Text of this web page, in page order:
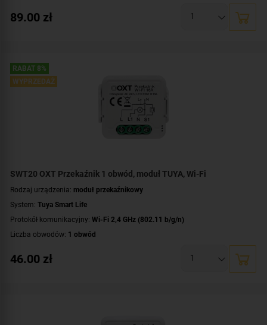
Zasilanie: AC 230 V
89.00 zł
RABAT 8%
SWT20 OXT Przekaźnik 1 obwód, moduł TUYA, Wi-Fi
WYPRZEDAŻ
Rodzaj urządzenia: moduł przekaźnikowy
System: Tuya Smart Life
Protokół komunikacyjny: Wi-Fi 2,4 GHz (802.11 b/g/n)
Liczba obwodów: 1 obwód
Zasilanie: AC 230 V
46.00 zł